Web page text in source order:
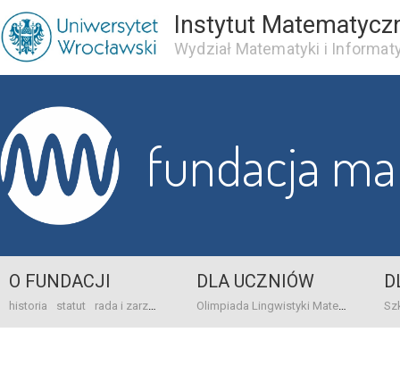
Instytut
Wydział Matematyki i
fundacja
O FUNDACJI
historia statut rada i zarząd dane bankowo-adresowe kontakt
DLA UCZNIÓW
Olimpiada Lingwistyki Matematycznej